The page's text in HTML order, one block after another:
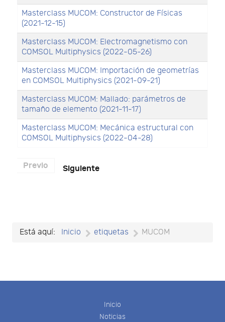
Masterclass MUCOM: Constructor de Físicas
(2021-12-15)
Masterclass MUCOM: Electromagnetismo con
COMSOL Multiphysics (2022-05-26)
Masterclass MUCOM: Importación de geometrías
en COMSOL Multiphysics (2021-09-21)
Masterclass MUCOM: Mallado: parámetros de
tamaño de elemento (2021-11-17)
Masterclass MUCOM: Mecánica estructural con
COMSOL Multiphysics (2022-04-28)
Previo Siguiente
Está aquí: Inicio etiquetas MUCOM
Inicio
Noticias